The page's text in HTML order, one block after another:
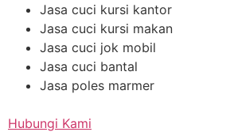
Jasa cuci kursi kantor
Jasa cuci kursi makan
Jasa cuci jok mobil
Jasa cuci bantal
Jasa poles marmer
Hubungi Kami